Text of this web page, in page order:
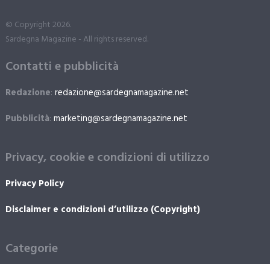
© Copyright 2026.
Sardegna Magazine - All rights reserved.
Contatti e pubblicità
Redazione: redazione@sardegnamagazine.net
Pubblicità: marketing@sardegnamagazine.net
Privacy, cookie e condizioni di utilizzo
Privacy Policy
Disclaimer e condizioni d’utilizzo (Copyright)
Categorie